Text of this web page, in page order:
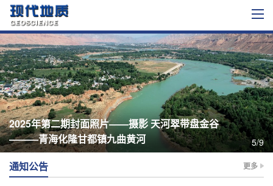
2025年第二期封面照片——摄影 天河翠带盘金谷
———青海化隆甘都镇九曲黄河
5/9
通知公告 更多